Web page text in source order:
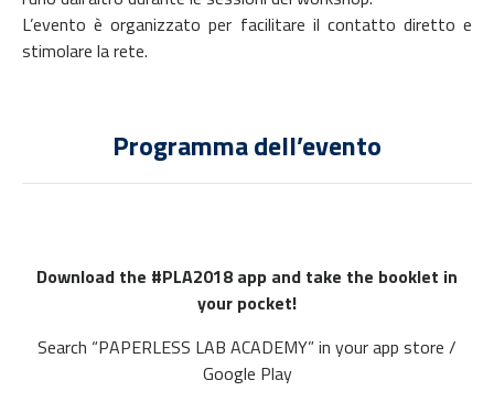
L’evento è organizzato per facilitare il contatto diretto e
stimolare la rete.
Programma dell’evento
Download the #PLA2018 app and take the booklet in
your pocket!
Search “PAPERLESS LAB ACADEMY” in your app store /
Google Play